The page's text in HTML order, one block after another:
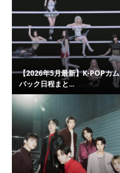
【2026年5月最新】K-POPカム
バック日程まと...